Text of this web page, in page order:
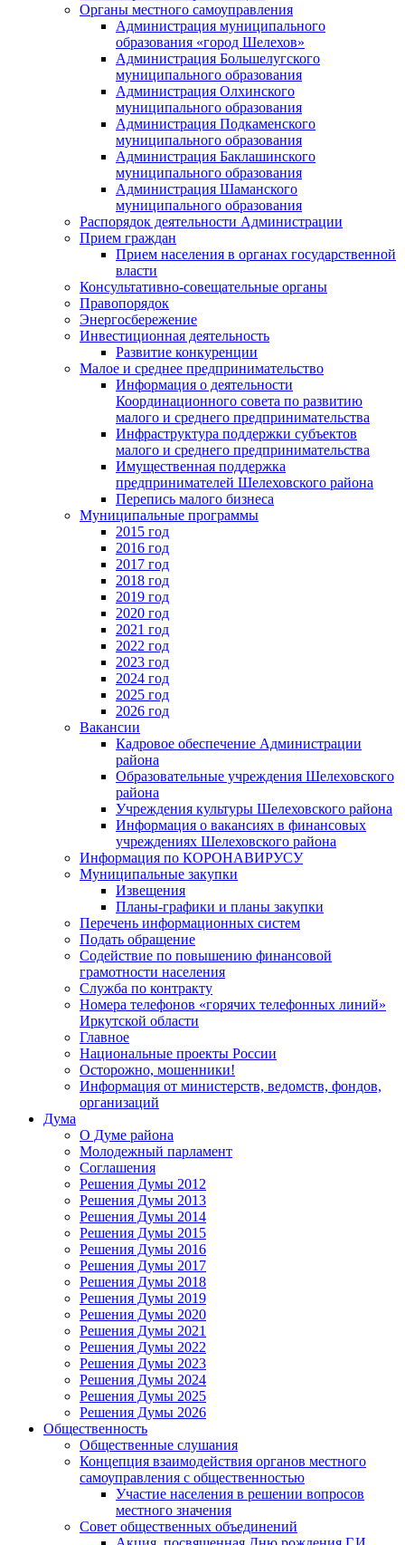
Органы местного самоуправления
Администрация муниципального
образования «город Шелехов»
Администрация Большелугского
муниципального образования
Администрация Олхинского
муниципального образования
Администрация Подкаменского
муниципального образования
Администрация Баклашинского
муниципального образования
Администрация Шаманского
муниципального образования
Распорядок деятельности Администрации
Прием граждан
Прием населения в органах государственной
власти
Консультативно-совещательные органы
Правопорядок
Энергосбережение
Инвестиционная деятельность
Развитие конкуренции
Малое и среднее предпринимательство
Информация о деятельности
Координационного совета по развитию
малого и среднего предпринимательства
Инфраструктура поддержки субъектов
малого и среднего предпринимательства
Имущественная поддержка
предпринимателей Шелеховского района
Перепись малого бизнеса
Муниципальные программы
2015 год
2016 год
2017 год
2018 год
2019 год
2020 год
2021 год
2022 год
2023 год
2024 год
2025 год
2026 год
Вакансии
Кадровое обеспечение Администрации
района
Образовательные учреждения Шелеховского
района
Учреждения культуры Шелеховского района
Информация о вакансиях в финансовых
учреждениях Шелеховского района
Информация по КОРОНАВИРУСУ
Муниципальные закупки
Извещения
Планы-графики и планы закупки
Перечень информационных систем
Подать обращение
Содействие по повышению финансовой
грамотности населения
Служба по контракту
Номера телефонов «горячих телефонных линий»
Иркутской области
Главное
Национальные проекты России
Осторожно, мошенники!
Информация от министерств, ведомств, фондов,
организаций
Дума
О Думе района
Молодежный парламент
Соглашения
Решения Думы 2012
Решения Думы 2013
Решения Думы 2014
Решения Думы 2015
Решения Думы 2016
Решения Думы 2017
Решения Думы 2018
Решения Думы 2019
Решения Думы 2020
Решения Думы 2021
Решения Думы 2022
Решения Думы 2023
Решения Думы 2024
Решения Думы 2025
Решения Думы 2026
Общественность
Общественные слушания
Концепция взаимодействия органов местного
самоуправления с общественностью
Участие населения в решении вопросов
местного значения
Совет общественных объединений